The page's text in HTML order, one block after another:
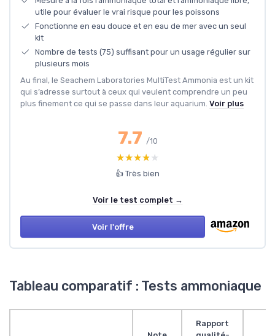
utile pour évaluer le vrai risque pour les poissons
Fonctionne en eau douce et en eau de mer avec un seul
kit
Nombre de tests (75) suffisant pour un usage régulier sur
plusieurs mois
Au final, le Seachem Laboratories MultiTest Ammonia est un kit
qui s’adresse surtout à ceux qui veulent comprendre un peu
plus finement ce qui se passe dans leur aquarium. Voir plus
7.7 /10
★★★★★
★★★★★
👍 Très bien
Voir le test complet →
Voir l'offre
Tableau comparatif : Tests ammoniaque
Rapport